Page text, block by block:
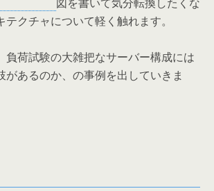
クチャについて軽く触れます。
負荷試験の大雑把なサーバー構成には
があるのか、の事例を出していきま